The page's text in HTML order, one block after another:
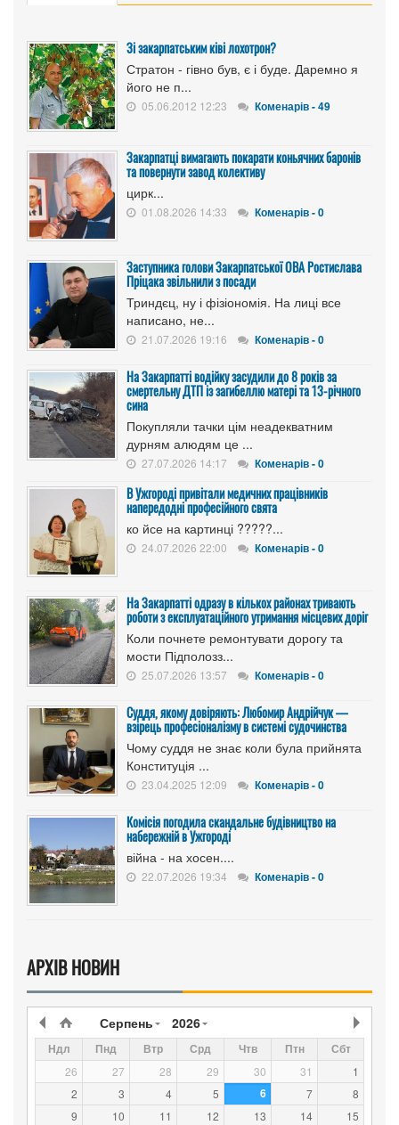
Зі закарпатським ківі лохотрон?
Стратон - гівно був, є і буде. Даремно я
його не п...
05.06.2012 12:23 Коменарів - 49
Закарпатці вимагають покарати коньячних баронів
та повернути завод колективу
цирк...
01.08.2026 14:33 Коменарів - 0
Заступника голови Закарпатської ОВА Ростислава
Пріцака звільнили з посади
Триндєц, ну і фізіономія. На лиці все
написано, не...
21.07.2026 19:16 Коменарів - 0
На Закарпатті водійку засудили до 8 років за
смертельну ДТП із загибеллю матері та 13-річного
сина
Покупляли тачки цім неадекватним
дурням алюдям це ...
27.07.2026 14:17 Коменарів - 0
В Ужгороді привітали медичних працівників
напередодні професійного свята
ко йсе на картинці ?????...
24.07.2026 22:00 Коменарів - 0
На Закарпатті одразу в кількох районах тривають
роботи з експлуатаційного утримання місцевих доріг
Коли почнете ремонтувати дорогу та
мости Підполозз...
25.07.2026 13:57 Коменарів - 0
Суддя, якому довіряють: Любомир Андрійчук —
взірець професіоналізму в системі судочинства
Чому суддя не знає коли була прийнята
Конституція ...
23.04.2025 12:09 Коменарів - 0
Комісія погодила скандальне будівництво на
набережній в Ужгороді
війна - на хосен....
22.07.2026 19:34 Коменарів - 0
АРХІВ НОВИН
Серпень 2026
Ндл Пнд Втр Срд Чтв Птн Сбт
26 27 28 29 30 31
1
2
3 4 5 6 7
8
9
10 11 12 13 14
15